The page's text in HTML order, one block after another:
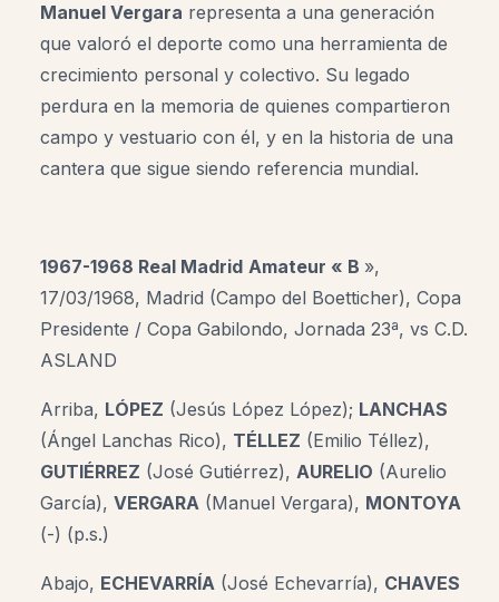
Manuel Vergara representa a una generación
que valoró el deporte como una herramienta de
crecimiento personal y colectivo. Su legado
perdura en la memoria de quienes compartieron
campo y vestuario con él, y en la historia de una
cantera que sigue siendo referencia mundial.
1967-1968 Real Madrid Amateur « B »,
17/03/1968, Madrid (Campo del Boetticher), Copa
Presidente / Copa Gabilondo, Jornada 23ª, vs C.D.
ASLAND
Arriba, LÓPEZ (Jesús López López); LANCHAS
(Ángel Lanchas Rico), TÉLLEZ (Emilio Téllez),
GUTIÉRREZ (José Gutiérrez), AURELIO (Aurelio
García), VERGARA (Manuel Vergara), MONTOYA
(-) (p.s.)
Abajo, ECHEVARRÍA (José Echevarría), CHAVES